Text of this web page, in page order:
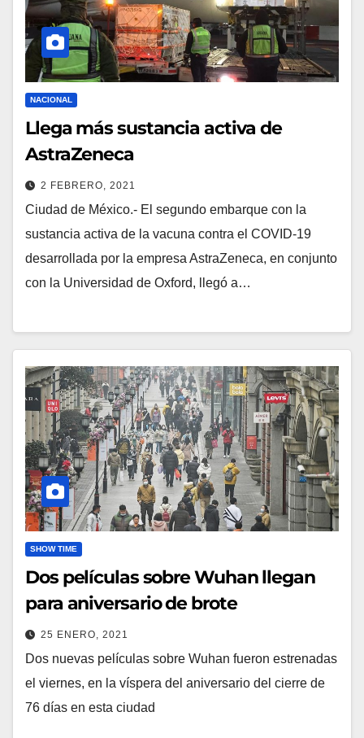
NACIONAL
Llega más sustancia activa de
AstraZeneca
2 FEBRERO, 2021
Ciudad de México.- El segundo embarque con la
sustancia activa de la vacuna contra el COVID-19
desarrollada por la empresa AstraZeneca, en conjunto
con la Universidad de Oxford, llegó a…
SHOW TIME
Dos películas sobre Wuhan llegan
para aniversario de brote
25 ENERO, 2021
Dos nuevas películas sobre Wuhan fueron estrenadas
el viernes, en la víspera del aniversario del cierre de
76 días en esta ciudad